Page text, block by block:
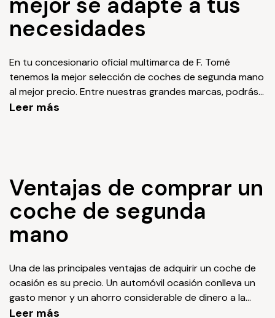
necesidades
En tu concesionario oficial multimarca de F. Tomé
tenemos la mejor selección de coches de segunda mano
al mejor precio. Entre nuestras grandes marcas, podrás
tener a tu disposición innumerables ventajas, como la
de posibilidades para que tu coche se adapte a tus
gustos y necesidades. Además, podrás encontrar entre
nuestros coches segunda mano unos precios y
promociones increíbles con los que podrás conseguir el
vehículo ocasión de tus sueños por menos de lo que te
segunda mano barato en Madrid con F. Tomé!
Leer más
Ventajas de comprar un
coche de segunda
mano
Una de las principales ventajas de adquirir un coche de
ocasión es su precio. Un automóvil ocasión conlleva un
gasto menor y un ahorro considerable de dinero a la
hora de comprar un vehículo. También conseguirás evitar
Leer más